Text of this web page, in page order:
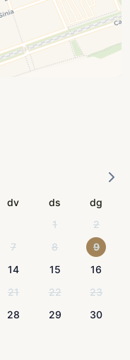
dv ds
dg
1
2
7 8
9
14 15
16
21 22
23
28 29
30